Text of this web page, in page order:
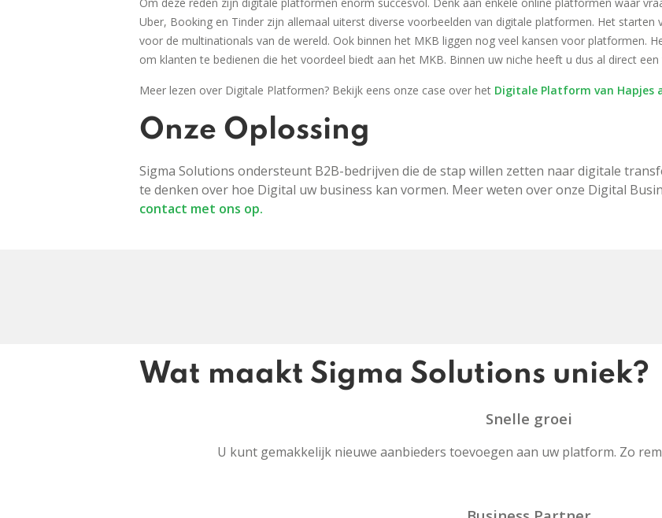
Uber, Booking en Tinder zijn allemaal uiterst diverse voorbeelden van digitale platformen. Het
voor de multinationals van de wereld. Ook binnen het MKB liggen nog veel kansen voor platformen.
om klanten te bedienen die het voordeel biedt aan het MKB. Binnen uw niche heeft u dus al direct
Meer lezen over Digitale Platformen? Bekijk eens onze case over het Digitale Platform van Hapjes
Onze Oplossing
Sigma Solutions ondersteunt B2B-bedrijven die de stap willen zetten naar digitale
te denken over hoe Digital uw business kan vormen. Meer weten over onze Digital
contact met ons op.
Wat maakt Sigma Solutions uniek?
Snelle groei
U kunt gemakkelijk nieuwe aanbieders toevoegen aan uw platform. Zo